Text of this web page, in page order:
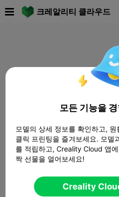
크레알리티 클라우드
모든 기능을
모델의 상세 정보를 확인하고,
클릭 프린팅을 즐겨보세요. 모델
를 적립하고, Creality Cloud 앱
짝 선물을 열어보세요!
Creality